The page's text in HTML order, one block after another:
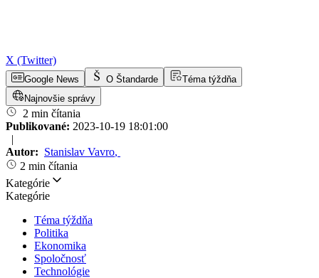
X (Twitter)
Google News O Štandarde
Téma týždňa
Najnovšie správy
2 min čítania
Publikované: 2023-10-19 18:01:00
|
Autor: Stanislav Vavro,
2 min čítania
Kategórie
Kategórie
Téma týždňa
Politika
Ekonomika
Spoločnosť
Technológie